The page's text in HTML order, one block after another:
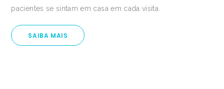
pacientes se sintam em casa em cada visita.
SAIBA MAIS